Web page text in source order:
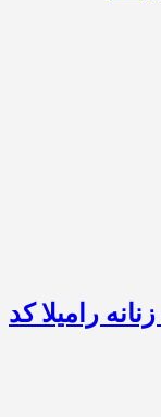
رامیلا کد